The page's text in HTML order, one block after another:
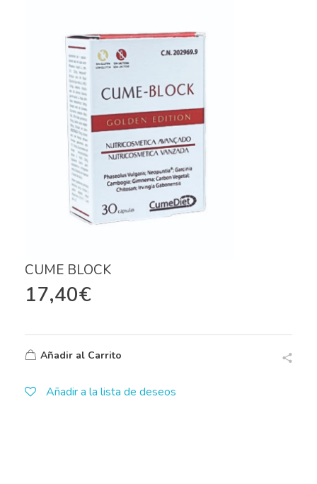
CUME BLOCK
17,40€
Añadir al Carrito
Añadir a la lista de deseos